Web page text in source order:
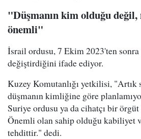
"Düşmanın kim olduğu değil,
önemli"
İsrail ordusu, 7 Ekim 2023'ten
değiştirdiğini ifade ediyor.
Kuzey Komutanlığı yetkilisi, "Artık
düşmanın kimliğine göre
Suriye ordusu ya da cihatçı bir
Önemli olan sahip olduğu kabiliyet
tehdittir." dedi.